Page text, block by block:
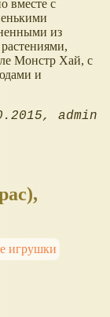
вместе с
из
Монстр Хай, с
и
admin
игрушки